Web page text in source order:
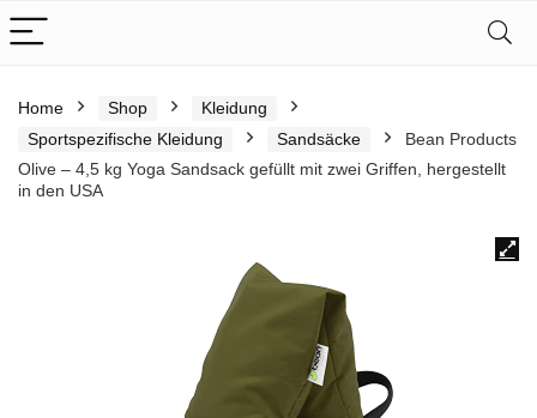
Home Shop
Kleidung
Sportspezifische Kleidung
Sandsäcke
Bean Products
Olive – 4,5 kg Yoga Sandsack gefüllt mit zwei Griffen, hergestellt
in den USA